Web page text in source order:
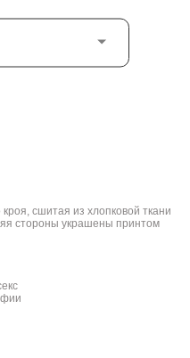
сшитая из хлопковой ткани
стороны украшены принтом